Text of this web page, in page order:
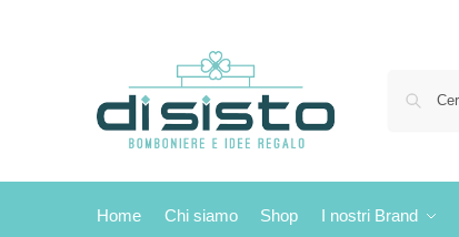
Home Chi siamo Shop I nostri Brand